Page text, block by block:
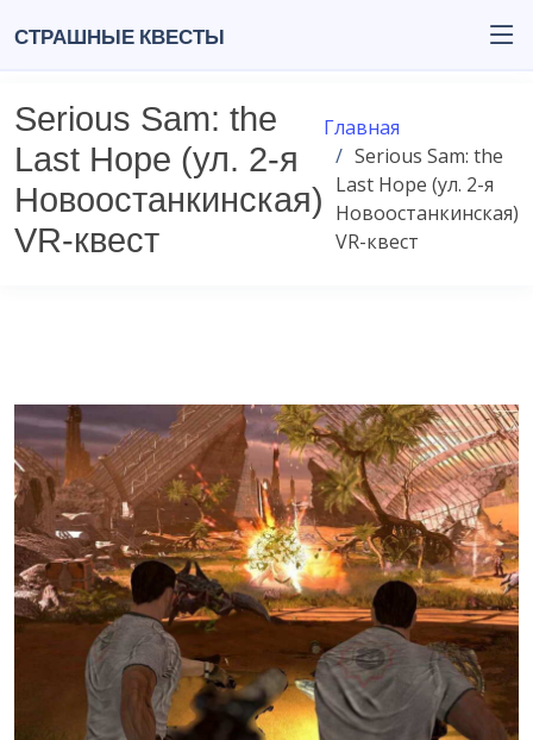
Страшные квесты
Serious Sam: the
Last Hope (ул. 2-я
Новоостанкинская)
VR-квест
Главная
Serious Sam: the
Last Hope (ул. 2-я
Новоостанкинская)
VR-квест